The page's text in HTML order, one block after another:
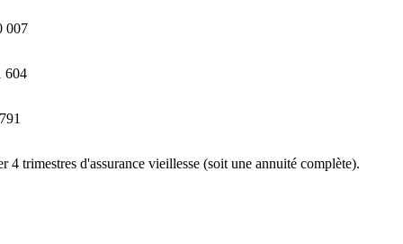
007
604
trimestres d'assurance vieillesse (soit une annuité complète).